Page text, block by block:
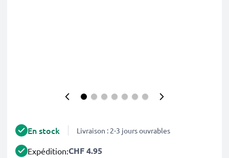
En stock Livraison : 2-3 jours ouvrables
Expédition:CHF 4.95